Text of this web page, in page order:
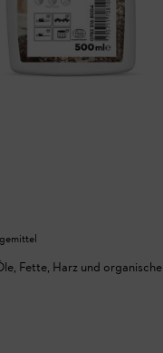
Fette, Harz und organische